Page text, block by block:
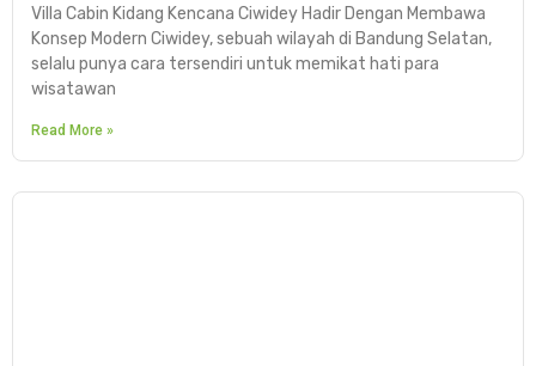
Villa Cabin Kidang Kencana Ciwidey Hadir Dengan Membawa
Konsep Modern Ciwidey, sebuah wilayah di Bandung Selatan,
selalu punya cara tersendiri untuk memikat hati para
wisatawan
Read More »